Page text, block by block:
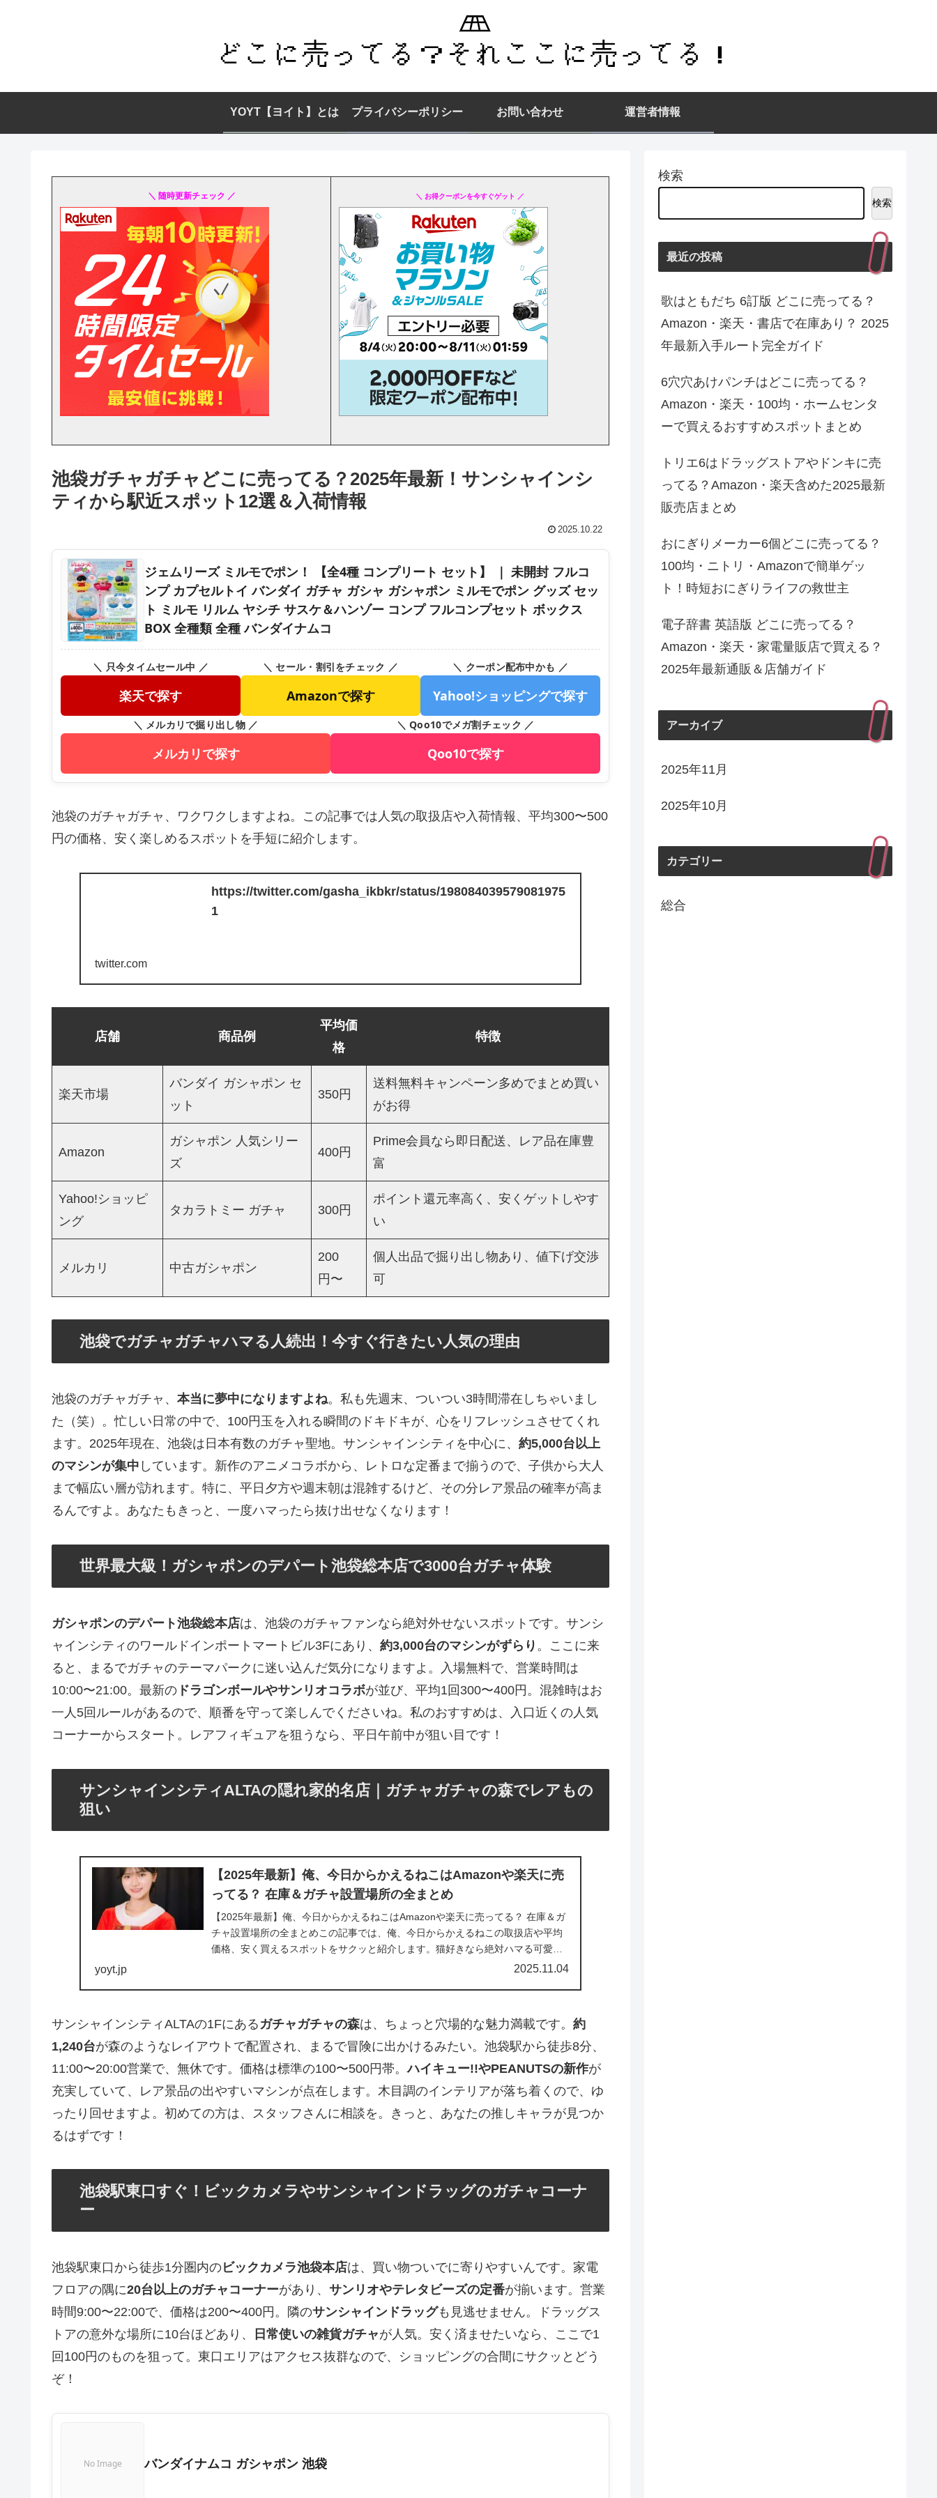
YOYT【ヨイト】とは プライバシーポリシー お問い合わせ 運営者情報
＼ 随時更新チェック ／ ＼ お得クーポンを今すぐゲット ／
池袋ガチャガチャどこに売ってる？2025年最新！サンシャインシ
ティから駅近スポット12選＆入荷情報
2025.10.22
ジェムリーズ ミルモでポン！ 【全4種 コンプリート セット】 ｜ 未開封 フルコ
ンプ カプセルトイ バンダイ ガチャ ガシャ ガシャポン ミルモでポン グッズ セッ
ト ミルモ リルム ヤシチ サスケ＆ハンゾー コンプ フルコンプセット ボックス
BOX 全種類 全種 バンダイナムコ
＼ 只今タイムセール中 ／
楽天で探す
＼ セール・割引をチェック ／
Amazonで探す
＼ クーポン配布中かも ／
Yahoo!ショッピングで探す
＼ メルカリで掘り出し物 ／
メルカリで探す
＼ Qoo10でメガ割チェック ／
Qoo10で探す
池袋のガチャガチャ、ワクワクしますよね。この記事では人気の取扱店や入荷情報、平均300〜500
円の価格、安く楽しめるスポットを手短に紹介します。
https://twitter.com/gasha_ikbkr/status/198084039579081975
1
twitter.com
店舗 商品例
平均価
格
特徴
楽天市場
バンダイ ガシャポン セ
ット
350円
送料無料キャンペーン多めでまとめ買い
がお得
Amazon
ガシャポン 人気シリー
ズ
400円
Prime会員なら即日配送、レア品在庫豊
富
Yahoo!ショッピ
ング
タカラトミー ガチャ 300円
ポイント還元率高く、安くゲットしやす
い
メルカリ 中古ガシャポン
200
円〜
個人出品で掘り出し物あり、値下げ交渉
可
池袋でガチャガチャハマる人続出！今すぐ行きたい人気の理由
池袋のガチャガチャ、 本当に夢中になりますよね。私も先週末、ついつい3時間滞在しちゃいまし
た（笑）。忙しい日常の中で、100円玉を入れる瞬間のドキドキが、心をリフレッシュさせてくれ
ます。2025年現在、池袋は日本有数のガチャ聖地。サンシャインシティを中心に、 約5,000台以上
のマシンが集中 しています。新作のアニメコラボから、レトロな定番まで揃うので、子供から大人
まで幅広い層が訪れます。特に、平日夕方や週末朝は混雑するけど、その分レア景品の確率が高ま
るんですよ。あなたもきっと、一度ハマったら抜け出せなくなります！
世界最大級！ガシャポンのデパート池袋総本店で3000台ガチャ体験
ガシャポンのデパート池袋総本店は、池袋のガチャファンなら絶対外せないスポットです。サンシ
ャインシティのワールドインポートマートビル3Fにあり、 約3,000台のマシンがずらり 。ここに来
ると、まるでガチャのテーマパークに迷い込んだ気分になりますよ。入場無料で、営業時間は
10:00〜21:00。最新の ドラゴンボールやサンリオコラボが並び、平均1回300〜400円。混雑時はお
一人5回ルールがあるので、順番を守って楽しんでくださいね。私のおすすめは、入口近くの人気
コーナーからスタート。レアフィギュアを狙うなら、平日午前中が狙い目です！
サンシャインシティALTAの隠れ家的名店｜ガチャガチャの森でレアもの
狙い
【2025年最新】俺、今日からかえるねこはAmazonや楽天に売
ってる？ 在庫＆ガチャ設置場所の全まとめ
【2025年最新】俺、今日からかえるねこはAmazonや楽天に売ってる？ 在庫＆ガ
チャ設置場所の全まとめこの記事では、俺、今日からかえるねこの取扱店や平均
価格、安く買えるスポットをサクッと紹介します。猫好きなら絶対ハマる可愛い
yoyt.jp 2025.11.04
サンシャインシティALTAの1Fにある ガチャガチャの森は、ちょっと穴場的な魅力満載です。 約
1,240台が森のようなレイアウトで配置され、まるで冒険に出かけるみたい。池袋駅から徒歩8分、
11:00〜20:00営業で、無休です。価格は標準の100〜500円帯。ハイキュー!!やPEANUTSの新作が
充実していて、レア景品の出やすいマシンが点在します。木目調のインテリアが落ち着くので、ゆ
ったり回せますよ。初めての方は、スタッフさんに相談を。きっと、あなたの推しキャラが見つか
るはずです！
池袋駅東口すぐ！ビックカメラやサンシャインドラッグのガチャコーナ
ー
池袋駅東口から徒歩1分圏内のビックカメラ池袋本店は、買い物ついでに寄りやすいんです。家電
フロアの隅に20台以上のガチャコーナーがあり、 サンリオやテレタビーズの定番が揃います。営業
時間9:00〜22:00で、価格は200〜400円。隣のサンシャインドラッグも見逃せません。ドラッグス
トアの意外な場所に10台ほどあり、
日常使いの雑貨ガチャが人気。安く済ませたいなら、ここで1
回100円のものを狙って。東口エリアはアクセス抜群なので、ショッピングの合間にサクッとどう
ぞ！
No Image バンダイナムコ ガシャポン 池袋
検索
検索
最近の投稿
歌はともだち 6訂版 どこに売ってる？
Amazon・楽天・書店で在庫あり？ 2025
年最新入手ルート完全ガイド
6穴穴あけパンチはどこに売ってる？
Amazon・楽天・100均・ホームセンタ
ーで買えるおすすめスポットまとめ
トリエ6はドラッグストアやドンキに売
ってる？Amazon・楽天含めた2025最新
販売店まとめ
おにぎりメーカー6個どこに売ってる？
100均・ニトリ・Amazonで簡単ゲッ
ト！時短おにぎりライフの救世主
電子辞書 英語版 どこに売ってる？
Amazon・楽天・家電量販店で買える？
2025年最新通販＆店舗ガイド
アーカイブ
2025年11月
2025年10月
カテゴリー
総合